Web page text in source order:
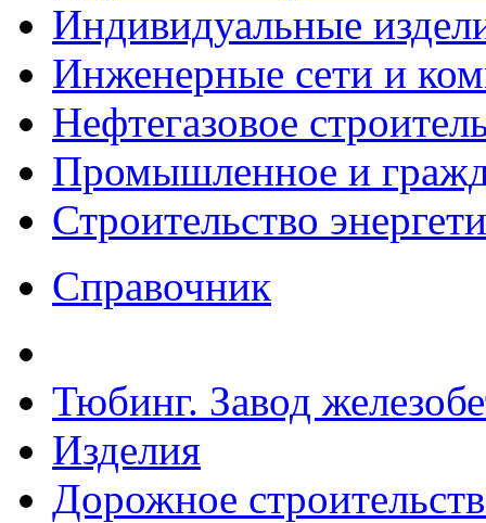
Индивидуальные
Инженерные сети и
Нефтегазовое
Промышленное и
Строительство
Справочник
Тюбинг. Завод
Изделия
Дорожное